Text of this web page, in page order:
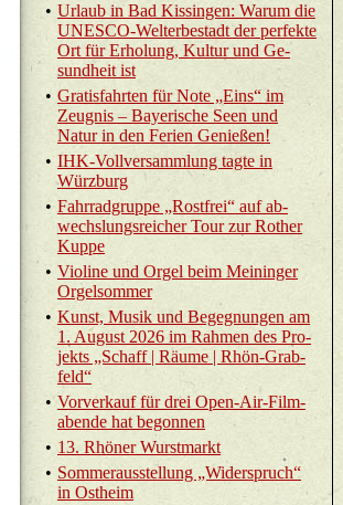
• Ur­laub in Bad Kis­sin­gen: Warum die
UNESCO-Welt­er­be­stadt der per­fek­te
Ort für Er­ho­lung, Kul­tur und Ge­
sund­heit ist
• Gra­tis­fahr­ten für Note „Eins“ im
Zeug­nis – Baye­ri­sche Seen und
Natur in den Fe­ri­en Ge­nie­ßen!
• IHK-Voll­ver­samm­lung tagte in
Würz­burg
• Fahr­rad­grup­pe „Rost­frei“ auf ab­
wechs­lungs­rei­cher Tour zur Ro­ther
Kuppe
• Vio­li­ne und Orgel beim Mei­nin­ger
Or­gel­som­mer
• Kunst, Musik und Be­geg­nun­gen am
1. Au­gust 2026 im Rah­men des Pro­
jekts „Schaff | Räume | Rhön-Grab­
feld“
• Vor­ver­kauf für drei Open-Air-Film­
aben­de hat be­gon­nen
• 13. Rhö­ner Wurst­markt
• Som­mer­aus­stel­lung „Wi­der­spruch“
in Ost­heim